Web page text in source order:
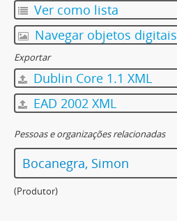
Ver como lista
Navegar objetos digitais
Exportar
Dublin Core 1.1 XML
EAD 2002 XML
Pessoas e organizações relacionadas
Bocanegra, Simon
(Produtor)